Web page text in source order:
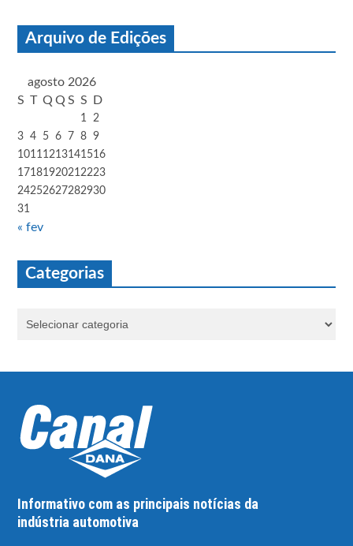
Arquivo de Edições
agosto 2026
S T Q Q S S D
1
2
3 4 5 6 7 8 9
1011 1213141516
1718192021 2223
24252627282930
31
« fev
Categorias
Informativo com as principais notícias da
indústria automotiva